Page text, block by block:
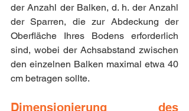
der Anzahl der Balken, d. h. der Anzahl
der Sparren, die zur Abdeckung der
Oberfläche Ihres Bodens erforderlich
sind, wobei der Achsabstand zwischen
den einzelnen Balken maximal etwa 40
cm betragen sollte.
Dimensionierung des